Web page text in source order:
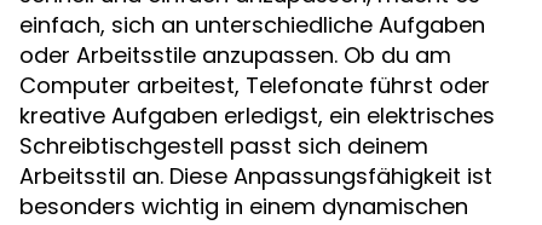
einfach, sich an unterschiedliche Aufgaben
oder Arbeitsstile anzupassen. Ob du am
Computer arbeitest, Telefonate führst oder
kreative Aufgaben erledigst, ein elektrisches
Schreibtischgestell passt sich deinem
Arbeitsstil an. Diese Anpassungsfähigkeit ist
besonders wichtig in einem dynamischen